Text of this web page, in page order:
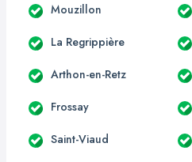
Mouzillon
La Regrippière
Arthon-en-Retz
Frossay
Saint-Viaud